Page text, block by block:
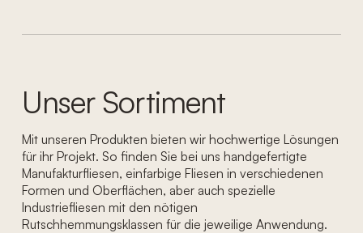
Unser Sortiment
Mit unseren Produkten bieten wir hochwertige Lösungen
für ihr Projekt. So finden Sie bei uns handgefertigte
Manufakturfliesen, einfarbige Fliesen in verschiedenen
Formen und Oberflächen, aber auch spezielle
Industriefliesen mit den nötigen
Rutschhemmungsklassen für die jeweilige Anwendung.